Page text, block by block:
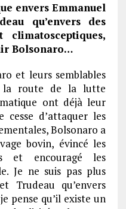
envers Emmanuel
qu’envers des
climatosceptiques,
Bolsonaro…
et leurs semblables
la route de la lutte
ont déjà leur
cesse d’attaquer les
Bolsonaro a
bovin, évincé les
et encouragé les
Je ne suis pas plus
Trudeau qu’envers
pense qu’il existe un